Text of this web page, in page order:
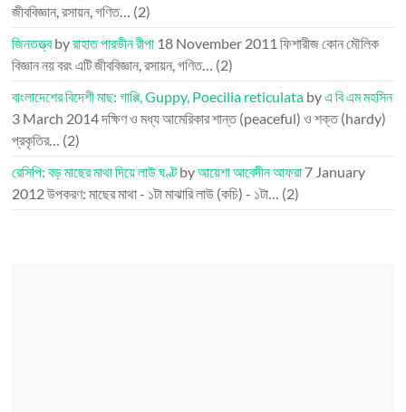
জীববিজ্ঞান, রসায়ন, গণিত… (2)
জিনতত্ত্বbyরাহাত পারভীন রীপা 18 November 2011 ফিশারীজ কোন মৌলিক
বিজ্ঞান নয় বরং এটি জীববিজ্ঞান, রসায়ন, গণিত… (2)
বাংলাদেশের বিদেশী মাছ: গাপ্পি, Guppy, Poecilia reticulata byএ বি এম মহসিন
3 March 2014দক্ষিণ ও মধ্য আমেরিকার শান্ত (peaceful) ও শক্ত (hardy)
প্রকৃতির… (2)
রেসিপি: বড় মাছের মাথা দিয়ে লাউ ঘণ্টbyআয়েশা আবেদীন আফরা 7 January
2012উপকরণ: মাছের মাথা - ১টা মাঝারি লাউ (কচি) - ১টা… (2)